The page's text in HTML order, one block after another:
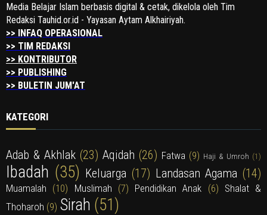
Media Belajar Islam berbasis digital & cetak, dikelola oleh Tim
Redaksi Tauhid.or.id - Yayasan Aytam Alkhairiyah.
>> INFAQ OPERASIONAL
>> TIM REDAKSI
>> KONTRIBUTOR
>> PUBLISHING
>> BULETIN JUM'AT
KATEGORI
Adab & Akhlak (23) Aqidah (26) Fatwa (9) Haji & Umroh (1)
Ibadah (35) Keluarga (17) Landasan Agama (14)
Muamalah (10) Muslimah (7) Pendidikan Anak (6) Shalat &
Thoharoh (9) Sirah (51)